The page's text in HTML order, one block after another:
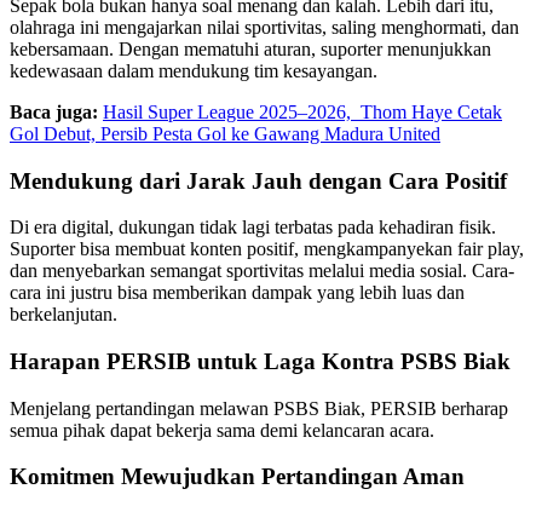
Sepak bola bukan hanya soal menang dan kalah. Lebih dari itu,
olahraga ini mengajarkan nilai sportivitas, saling menghormati, dan
kebersamaan. Dengan mematuhi aturan, suporter menunjukkan
kedewasaan dalam mendukung tim kesayangan.
Baca juga: Hasil Super League 2025–2026, Thom Haye Cetak
Gol Debut, Persib Pesta Gol ke Gawang Madura United
Mendukung dari Jarak Jauh dengan Cara Positif
Di era digital, dukungan tidak lagi terbatas pada kehadiran fisik.
Suporter bisa membuat konten positif, mengkampanyekan fair play,
dan menyebarkan semangat sportivitas melalui media sosial. Cara-
cara ini justru bisa memberikan dampak yang lebih luas dan
berkelanjutan.
Harapan PERSIB untuk Laga Kontra PSBS Biak
Menjelang pertandingan melawan PSBS Biak, PERSIB berharap
semua pihak dapat bekerja sama demi kelancaran acara.
Komitmen Mewujudkan Pertandingan Aman